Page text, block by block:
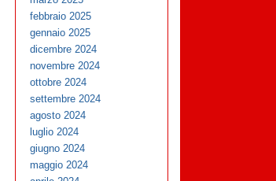
febbraio 2025
gennaio 2025
dicembre 2024
novembre 2024
ottobre 2024
settembre 2024
agosto 2024
luglio 2024
giugno 2024
maggio 2024